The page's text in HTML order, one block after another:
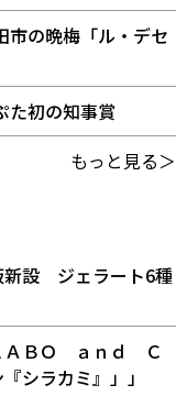
の晩梅「ル・デセ
初の知事賞
もっと見る＞
新設 ジェラート6種
ＡＢＯ ａｎｄ Ｃ
シラカミ』」」